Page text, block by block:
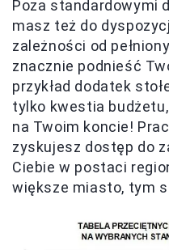
Poza standardowymi
masz też do
zależności od
znacznie podnieść
przykład dodatek
tylko kwestia
na Twoim koncie!
zyskujesz dostęp do
Ciebie w postaci
większe miasto, tym